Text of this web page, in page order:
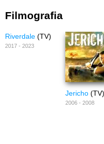
Filmografia
Riverdale (TV)
2017 - 2023
Jericho (TV)
2006 - 2008